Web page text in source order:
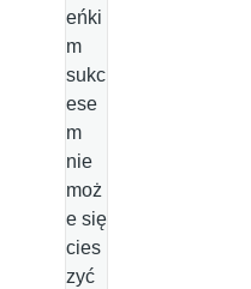
eńki
m
sukc
ese
m
nie
moż
e się
cies
zyć